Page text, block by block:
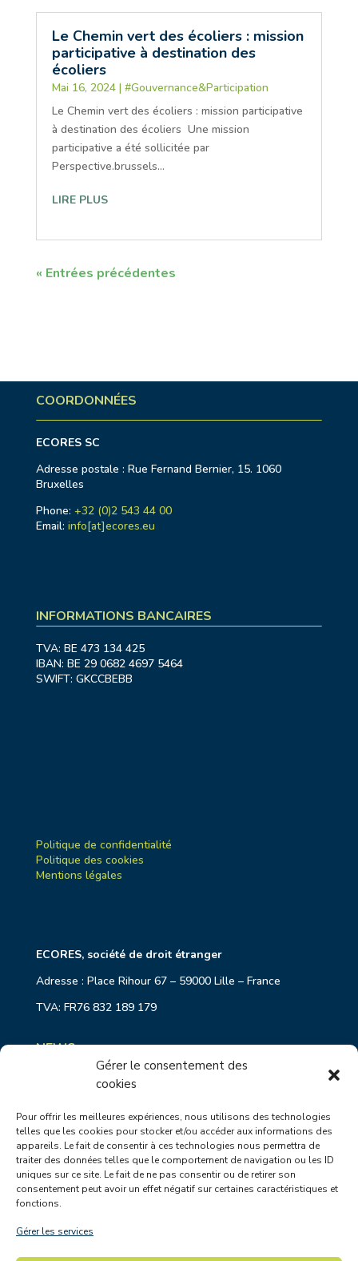
Gérer le consentement des
cookies
Pour offrir les meilleures expériences, nous utilisons des technologies
telles que les cookies pour stocker et/ou accéder aux informations des
appareils. Le fait de consentir à ces technologies nous permettra de
traiter des données telles que le comportement de navigation ou les ID
uniques sur ce site. Le fait de ne pas consentir ou de retirer son
consentement peut avoir un effet négatif sur certaines caractéristiques et
fonctions.
Gérer les services
Le Chemin vert des écoliers : mission
participative à destination des
écoliers
Mai 16, 2024| #Gouvernance&Participation
Le Chemin vert des écoliers : mission participative
à destination des écoliers Une mission
participative a été sollicitée par
Perspective.brussels...
LIRE PLUS
« Entrées précédentes
COORDONNÉES
ECORES SC
Adresse postale : Rue Fernand Bernier, 15. 1060
Bruxelles
Phone: +32 (0)2 543 44 00
Email: info[at]ecores.eu
INFORMATIONS BANCAIRES
TVA: BE 473 134 425
IBAN: BE 29 0682 4697 5464
SWIFT: GKCCBEBB
Politique de confidentialité
Politique des cookies
Mentions légales
ECORES, société de droit étranger
Adresse : Place Rihour 67 – 59000 Lille – France
TVA: FR76 832 189 179
NEWS
Sensibilisez vos équipes à l’empreinte carbone avec
Eurostar fait équipe avec EcoRes pour répondre aux
enjeux de durabilité
Shifting Economy : comment devenir une entreprise
exemplaire ?
Transition Juste en Belgique : un premier processus
coordonné par EcoRes et Deplasse
DAFOR : accompagner l’agriculture wallonne dans la